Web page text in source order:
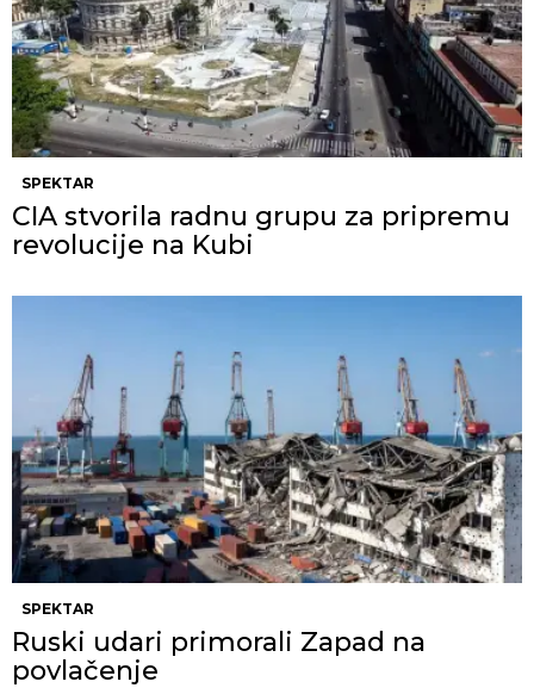
SPEKTAR
CIA stvorila radnu grupu za pripremu
revolucije na Kubi
SPEKTAR
Ruski udari primorali Zapad na
povlačenje